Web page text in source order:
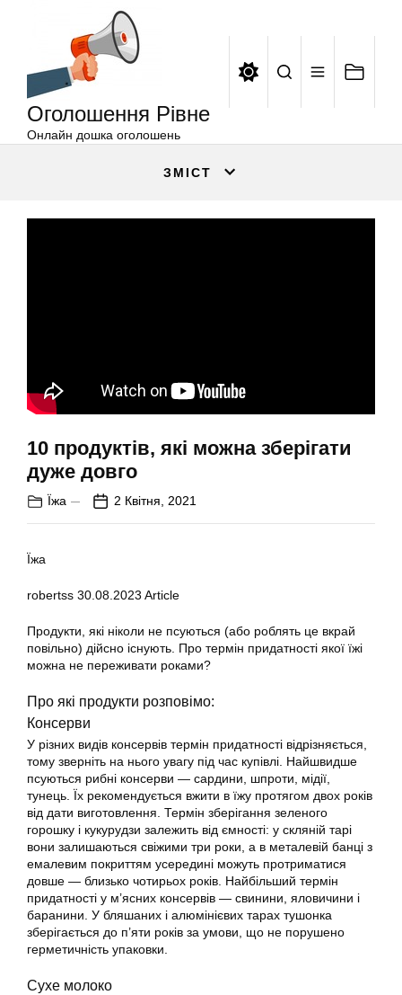
Оголошення Рівне
Онлайн дошка оголошень
ЗМІСТ
10 продуктів, які можна зберігати
дуже довго
Їжа 2 Квітня, 2021
Їжа
robertss 30.08.2023 Article
Продукти, які ніколи не псуються (або роблять це вкрай
повільно) дійсно існують. Про термін придатності якої їжі
можна не переживати роками?
Про які продукти розповімо:
Консерви
У різних видів консервів термін придатності відрізняється,
тому зверніть на нього увагу під час купівлі. Найшвидше
псуються рибні консерви — сардини, шпроти, мідії,
тунець. Їх рекомендується вжити в їжу протягом двох років
від дати виготовлення. Термін зберігання зеленого
горошку і кукурудзи залежить від ємності: у скляній тарі
вони залишаються свіжими три роки, а в металевій банці з
емалевим покриттям усередині можуть протриматися
довше — близько чотирьох років. Найбільший термін
придатності у м’ясних консервів — свинини, яловичини і
баранини. У бляшаних і алюмінієвих тарах тушонка
зберігається до п’яти років за умови, що не порушено
герметичність упаковки.
Сухе молоко